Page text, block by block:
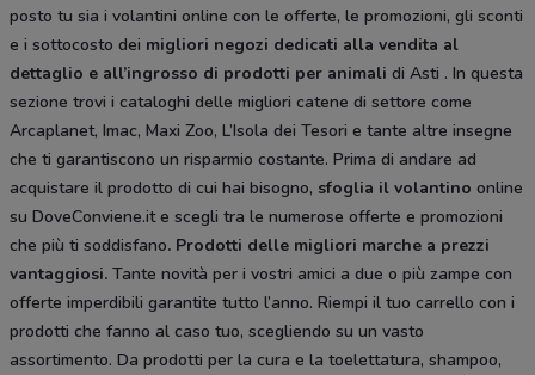
posto tu sia i volantini online con le offerte, le promozioni, gli sconti
e i sottocosto dei migliori negozi dedicati alla vendita al
dettaglio e all’ingrosso di prodotti per animali di Asti . In questa
sezione trovi i cataloghi delle migliori catene di settore come
Arcaplanet, Imac, Maxi Zoo, L’Isola dei Tesori e tante altre insegne
che ti garantiscono un risparmio costante. Prima di andare ad
acquistare il prodotto di cui hai bisogno, sfoglia il volantino online
su DoveConviene.it e scegli tra le numerose offerte e promozioni
che più ti soddisfano. Prodotti delle migliori marche a prezzi
vantaggiosi. Tante novità per i vostri amici a due o più zampe con
offerte imperdibili garantite tutto l’anno. Riempi il tuo carrello con i
prodotti che fanno al caso tuo, scegliendo su un vasto
assortimento. Da prodotti per la cura e la toelettatura, shampoo,